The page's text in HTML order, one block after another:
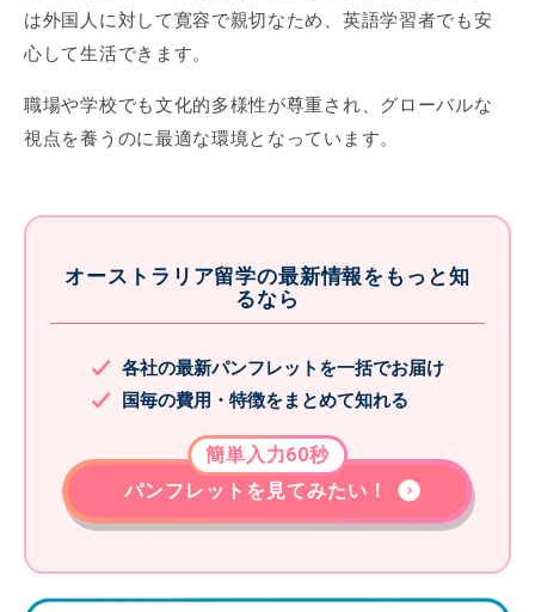
は外国人に対して寛容で親切なため、英語学習者でも安
心して生活できます。
職場や学校でも文化的多様性が尊重され、グローバルな
視点を養うのに最適な環境となっています。
オーストラリア留学の最新情報をもっと知
るなら
各社の最新パンフレットを一括でお届け
国毎の費用・特徴をまとめて知れる
パンフレットを見てみたい！
簡単入力60秒